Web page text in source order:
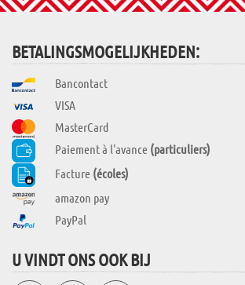
BETALINGSMOGELIJKHEDEN:
Bancontact
VISA
MasterCard
Paiement à l'avance (particuliers)
Facture (écoles)
amazon pay
PayPal
U VINDT ONS OOK BIJ